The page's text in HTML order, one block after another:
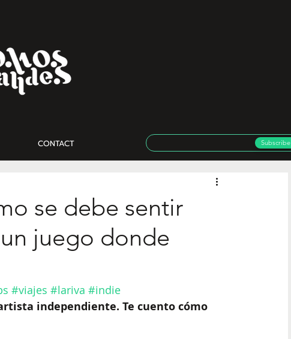
CONTACT Subscribe
se debe sentir
juego donde
#viajes #lariva #indie
independiente. Te cuento cómo